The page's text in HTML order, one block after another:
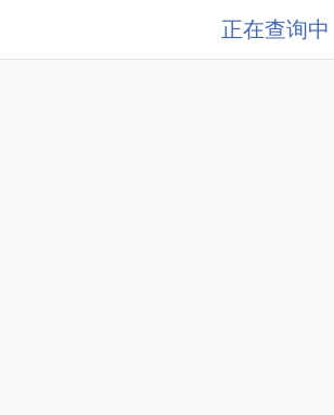
正在查询中